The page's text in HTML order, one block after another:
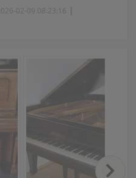
2026-02-09 08:23:16 |